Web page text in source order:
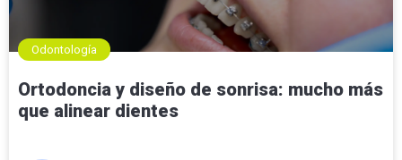
Odontología
Ortodoncia y diseño de sonrisa: mucho más
que alinear dientes